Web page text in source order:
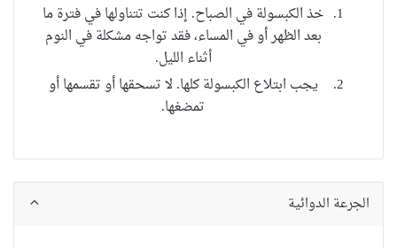
خذ الكبسولة في الصباح. إذا كنت تتناولها في فترة ما
بعد الظهر أو في المساء، فقد تواجه مشكلة في النوم
أثناء الليل.
يجب ابتلاع الكبسولة كلها.لا تسحقها أو تقسمها أو
تمضغها.
الجرعة الدوائية